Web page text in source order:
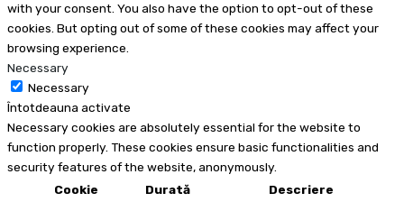
with your consent. You also have the option to opt-out of these
cookies. But opting out of some of these cookies may affect your
browsing experience.
Necessary
Necessary
Întotdeauna activate
Necessary cookies are absolutely essential for the website to
function properly. These cookies ensure basic functionalities and
security features of the website, anonymously.
Cookie
Durată Descriere